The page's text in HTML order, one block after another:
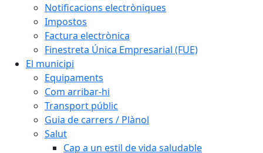
Notificacions electròniques
Impostos
Factura electrònica
Finestreta Única Empresarial (FUE)
El municipi
Equipaments
Com arribar-hi
Transport públic
Guia de carrers / Plànol
Salut
Cap a un estil de vida saludable